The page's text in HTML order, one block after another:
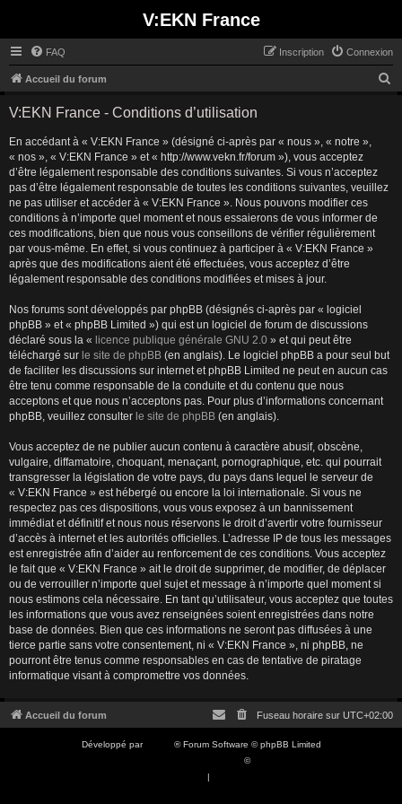
V:EKN France
FAQ Connexion
Inscription
Accueil du forum
V:EKN France - Conditions d’utilisation
En accédant à « V:EKN France » (désigné ci-après par « nous », « notre »,
« nos », « V:EKN France » et « http://www.vekn.fr/forum »), vous acceptez
d’être légalement responsable des conditions suivantes. Si vous n’acceptez
pas d’être légalement responsable de toutes les conditions suivantes, veuillez
ne pas utiliser et accéder à « V:EKN France ». Nous pouvons modifier ces
conditions à n’importe quel moment et nous essaierons de vous informer de
ces modifications, bien que nous vous conseillons de vérifier régulièrement
par vous-même. En effet, si vous continuez à participer à « V:EKN France »
après que des modifications aient été effectuées, vous acceptez d’être
légalement responsable des conditions modifiées et mises à jour.
Nos forums sont développés par phpBB (désignés ci-après par « logiciel
phpBB » et « phpBB Limited ») qui est un logiciel de forum de discussions
déclaré sous la « licence publique générale GNU 2.0 » et qui peut être
téléchargé sur le site de phpBB (en anglais). Le logiciel phpBB a pour seul but
de faciliter les discussions sur internet et phpBB Limited ne peut en aucun cas
être tenu comme responsable de la conduite et du contenu que nous
acceptons et que nous n’acceptons pas. Pour plus d’informations concernant
phpBB, veuillez consulter le site de phpBB (en anglais).
Vous acceptez de ne publier aucun contenu à caractère abusif, obscène,
vulgaire, diffamatoire, choquant, menaçant, pornographique, etc. qui pourrait
transgresser la législation de votre pays, du pays dans lequel le serveur de
« V:EKN France » est hébergé ou encore la loi internationale. Si vous ne
respectez pas ces dispositions, vous vous exposez à un bannissement
immédiat et définitif et nous nous réservons le droit d’avertir votre fournisseur
d’accès à internet et les autorités officielles. L’adresse IP de tous les messages
est enregistrée afin d’aider au renforcement de ces conditions. Vous acceptez
le fait que « V:EKN France » ait le droit de supprimer, de modifier, de déplacer
ou de verrouiller n’importe quel sujet et message à n’importe quel moment si
nous estimons cela nécessaire. En tant qu’utilisateur, vous acceptez que toutes
les informations que vous avez renseignées soient enregistrées dans notre
base de données. Bien que ces informations ne seront pas diffusées à une
tierce partie sans votre consentement, ni « V:EKN France », ni phpBB, ne
pourront être tenus comme responsables en cas de tentative de piratage
informatique visant à compromettre vos données.
Accueil du forum Fuseau horaire sur UTC+02:00
Développé par
® Forum Software © phpBB Limited
©
|